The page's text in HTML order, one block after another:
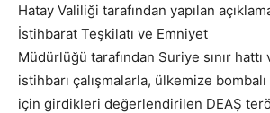
Hatay Valiliği tarafından yapılan
İstihbarat Teşkilatı ve Emniyet
Müdürlüğü tarafından Suriye sınır
istihbarı çalışmalarla, ülkemize
için girdikleri değerlendirilen DEAŞ